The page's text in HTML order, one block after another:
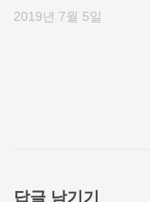
2019년 7월 5일
답글 남기기